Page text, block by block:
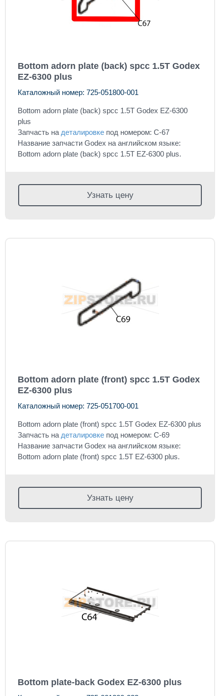
Bottom adorn plate (back) spcc 1.5T Godex
EZ-6300 plus
Каталожный номер: 725-051800-001
Bottom adorn plate (back) spcc 1.5T Godex EZ-6300
plus
Запчасть на деталировке под номером: C-67
Название запчасти Godex на английском языке:
Bottom adorn plate (back) spcc 1.5T EZ-6300 plus.
Узнать цену
Bottom adorn plate (front) spcc 1.5T Godex
EZ-6300 plus
Каталожный номер: 725-051700-001
Bottom adorn plate (front) spcc 1.5T Godex EZ-6300 plus
Запчасть на деталировке под номером: C-69
Название запчасти Godex на английском языке:
Bottom adorn plate (front) spcc 1.5T EZ-6300 plus.
Узнать цену
Bottom plate-back Godex EZ-6300 plus